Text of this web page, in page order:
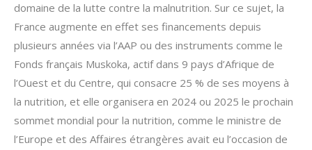
domaine de la lutte contre la malnutrition. Sur ce sujet, la
France augmente en effet ses financements depuis
plusieurs années via l’AAP ou des instruments comme le
Fonds français Muskoka, actif dans 9 pays d’Afrique de
l’Ouest et du Centre, qui consacre 25 % de ses moyens à
la nutrition, et elle organisera en 2024 ou 2025 le prochain
sommet mondial pour la nutrition, comme le ministre de
l’Europe et des Affaires étrangères avait eu l’occasion de